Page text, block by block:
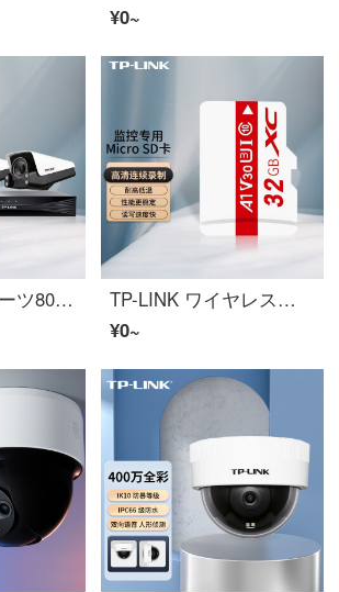
¥0~
TP-LINK監視スーツ800万POE昼夜フルカラー監視防犯カメラ AI人脸抓拍室外工厂工地防水4kスーパークリアインターネットボルトアクション 2路+录像机（8路）
TP-LINK ワイヤレス防犯カメラユニバーサルメモリカード 兼容DAHUA海康ワイヤレス防犯カメラ（商家定制非官方） 32Gメモリカード
¥0~